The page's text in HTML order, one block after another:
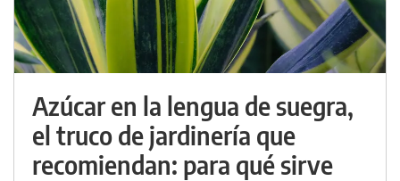
Azúcar en la lengua de suegra,
el truco de jardinería que
recomiendan: para qué sirve